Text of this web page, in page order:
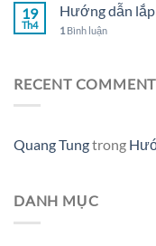
19
Th4
Hướng dẫn
1 Bình luận
RECENT
Quang Tungtrong
DANH MỤC